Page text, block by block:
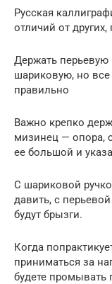
Русская
отличий от
Держать перьевую
шариковую, но все
правильно
Важно крепко
мизинец — опора,
ее большой и
С шариковой
давить, с
будут брызги.
Когда
приниматься за
будете промывать